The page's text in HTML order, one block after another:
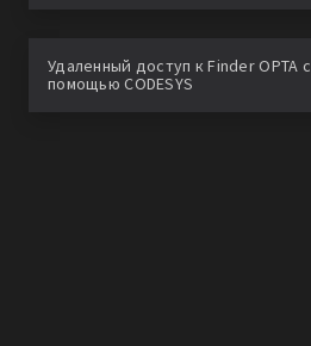
Удаленный доступ к Finder OPTA с
помощью CODESYS